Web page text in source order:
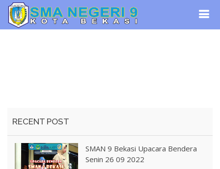
RECENT POST
SMAN 9 Bekasi Upacara Bendera
Senin 26 09 2022